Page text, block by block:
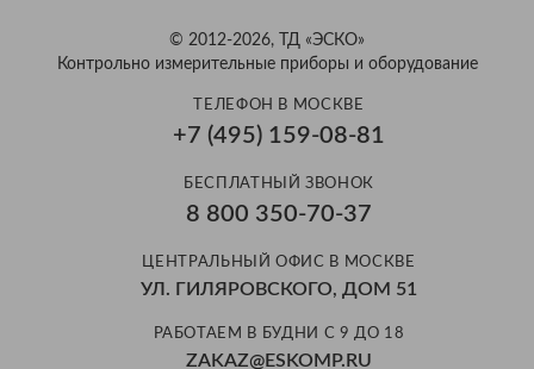
© 2012-2026, ТД «ЭСКО»
Контрольно измерительные приборы и оборудование
ТЕЛЕФОН В МОСКВЕ
+7 (495) 159-08-81
БЕСПЛАТНЫЙ ЗВОНОК
8 800 350-70-37
ЦЕНТРАЛЬНЫЙ ОФИС В МОСКВЕ
УЛ. ГИЛЯРОВСКОГО, ДОМ 51
РАБОТАЕМ В БУДНИ С 9 ДО 18
ZAKAZ@ESKOMP.RU